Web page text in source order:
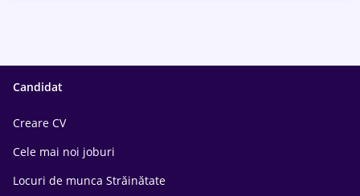
Candidat
Creare CV
Cele mai noi joburi
Locuri de munca Străinătate